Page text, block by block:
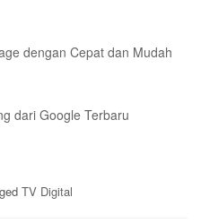
dengan Cepat dan Mudah
dari Google Terbaru
TV Digital